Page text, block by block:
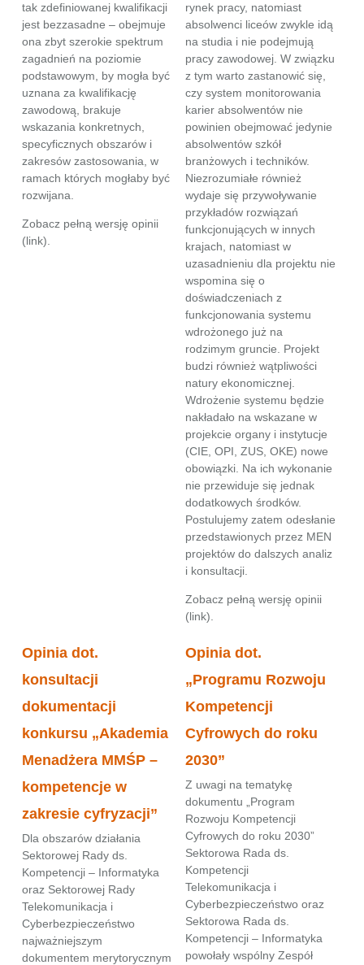
tak zdefiniowanej kwalifikacji
jest bezzasadne – obejmuje
ona zbyt szerokie spektrum
zagadnień na poziomie
podstawowym, by mogła być
uznana za kwalifikację
zawodową, brakuje
wskazania konkretnych,
specyficznych obszarów i
zakresów zastosowania, w
ramach których mogłaby być
rozwijana.
Zobacz pełną wersję opinii
(link).
rynek pracy, natomiast
absolwenci liceów zwykle idą
na studia i nie podejmują
pracy zawodowej. W związku
z tym warto zastanowić się,
czy system monitorowania
karier absolwentów nie
powinien obejmować jedynie
absolwentów szkół
branżowych i techników.
Niezrozumiałe również
wydaje się przywoływanie
przykładów rozwiązań
funkcjonujących w innych
krajach, natomiast w
uzasadnieniu dla projektu nie
wspomina się o
doświadczeniach z
funkcjonowania systemu
wdrożonego już na
rodzimym gruncie. Projekt
budzi również wątpliwości
natury ekonomicznej.
Wdrożenie systemu będzie
nakładało na wskazane w
projekcie organy i instytucje
(CIE, OPI, ZUS, OKE) nowe
obowiązki. Na ich wykonanie
nie przewiduje się jednak
dodatkowych środków.
Postulujemy zatem odesłanie
przedstawionych przez MEN
projektów do dalszych analiz
i konsultacji.
Zobacz pełną wersję opinii
(link).
Opinia dot.
konsultacji
dokumentacji
konkursu „Akademia
Menadżera MMŚP –
kompetencje w
zakresie cyfryzacji”
Dla obszarów działania
Sektorowej Rady ds.
Kompetencji – Informatyka
oraz Sektorowej Rady
Telekomunikacja i
Cyberbezpieczeństwo
najważniejszym
dokumentem merytorycznym
Opinia dot.
„Programu Rozwoju
Kompetencji
Cyfrowych do roku
2030”
Z uwagi na tematykę
dokumentu „Program
Rozwoju Kompetencji
Cyfrowych do roku 2030”
Sektorowa Rada ds.
Kompetencji
Telekomunikacja i
Cyberbezpieczeństwo oraz
Sektorowa Rada ds.
Kompetencji – Informatyka
powołały wspólny Zespół